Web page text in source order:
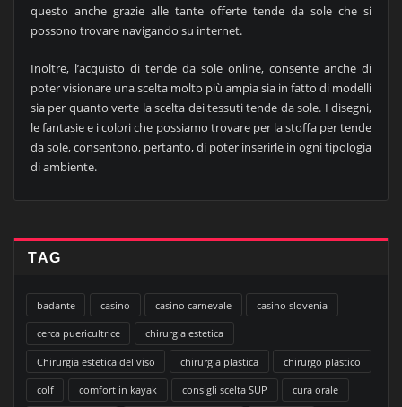
questo anche grazie alle tante offerte tende da sole che si
possono trovare navigando su internet.
Inoltre, l’acquisto di tende da sole online, consente anche di
poter visionare una scelta molto più ampia sia in fatto di modelli
sia per quanto verte la scelta dei tessuti tende da sole. I disegni,
le fantasie e i colori che possiamo trovare per la stoffa per tende
da sole, consentono, pertanto, di poter inserirle in ogni tipologia
di ambiente.
TAG
badante casino casino carnevale casino slovenia
cerca puericultrice chirurgia estetica
Chirurgia estetica del viso chirurgia plastica chirurgo plastico
colf comfort in kayak consigli scelta SUP cura orale